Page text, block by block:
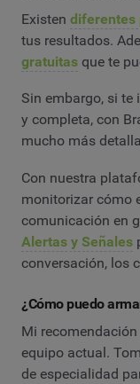
Existen diferentes
tus resultados.
gratuitas que te
Sin embargo, si
y completa, con
mucho más
Con nuestra
monitorizar cómo
comunicación en
Alertas y Señales
conversación, los
¿Cómo puedo
Mi
equipo actual.
de especialidad